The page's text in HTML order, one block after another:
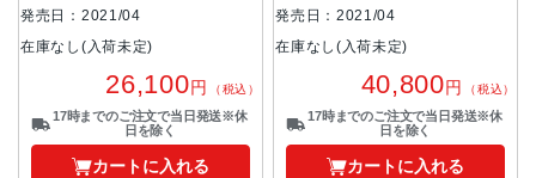
発売日：2021/04
在庫なし(入荷未定)
26,100円 （税込）
17時までのご注文で当日発送※休
日を除く
カートに入れる
ません。
発売日：2021/04
在庫なし(入荷未定)
40,800円 （税込）
17時までのご注文で当日発送※休
日を除く
カートに入れる